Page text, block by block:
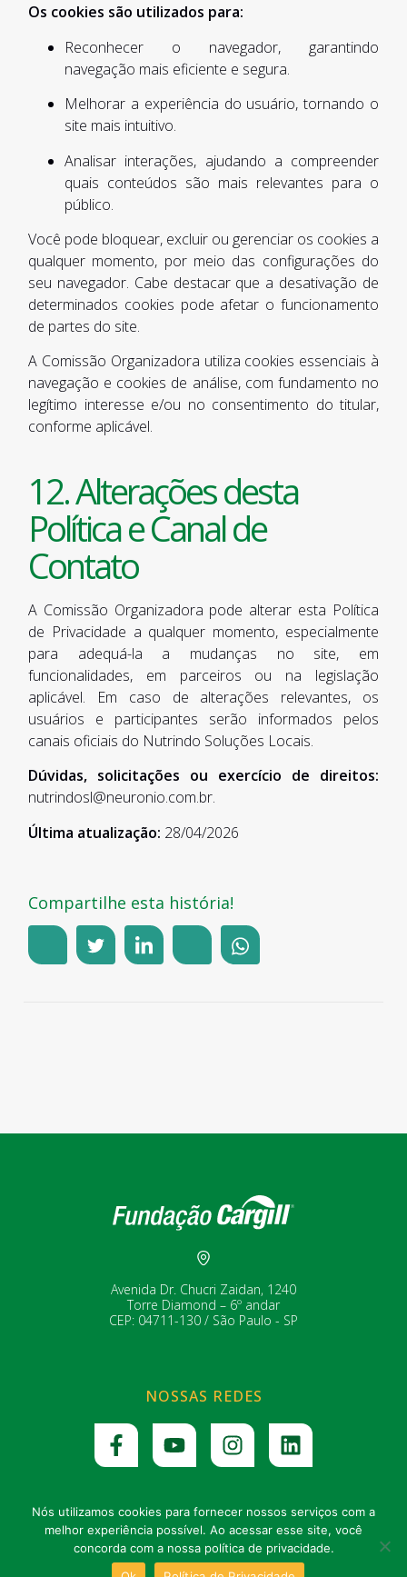
Os cookies são utilizados para:
Reconhecer o navegador, garantindo
navegação mais eficiente e segura.
Melhorar a experiência do usuário, tornando o
site mais intuitivo.
Analisar interações, ajudando a compreender
quais conteúdos são mais relevantes para o
público.
Você pode bloquear, excluir ou gerenciar os cookies a
qualquer momento, por meio das configurações do
seu navegador. Cabe destacar que a desativação de
determinados cookies pode afetar o funcionamento
de partes do site.
A Comissão Organizadora utiliza cookies essenciais à
navegação e cookies de análise, com fundamento no
legítimo interesse e/ou no consentimento do titular,
conforme aplicável.
12. Alterações desta
Política e Canal de
Contato
A Comissão Organizadora pode alterar esta Política
de Privacidade a qualquer momento, especialmente
para adequá-la a mudanças no site, em
funcionalidades, em parceiros ou na legislação
aplicável. Em caso de alterações relevantes, os
usuários e participantes serão informados pelos
canais oficiais do Nutrindo Soluções Locais.
Dúvidas, solicitações ou exercício de direitos:
nutrindosl@neuronio.com.br.
Última atualização: 28/04/2026
Compartilhe esta história!
Avenida Dr. Chucri Zaidan, 1240
Torre Diamond – 6º andar
CEP: 04711-130 / São Paulo - SP
NOSSAS REDES
Site institucional da Fundação Cargill
Nós utilizamos cookies para fornecer nossos serviços com a
melhor experiência possível. Ao acessar esse site, você
concorda com a nossa política de privacidade.